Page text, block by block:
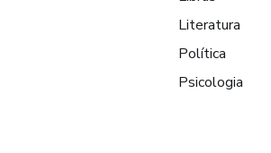
Literatura
Política
Psicologia